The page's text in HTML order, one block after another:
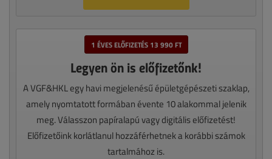
1 ÉVES ELŐFIZETÉS 13 990 FT
Legyen ön is előfizetőnk!
A VGF&HKL egy havi megjelenésű épületgépészeti szaklap,
amely nyomtatott formában évente 10 alakommal jelenik
meg. Válasszon papíralapú vagy digitális előfizetést!
Előfizetőink korlátlanul hozzáférhetnek a korábbi számok
tartalmához is.